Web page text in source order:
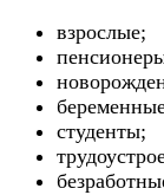
взрослые;
студенты;